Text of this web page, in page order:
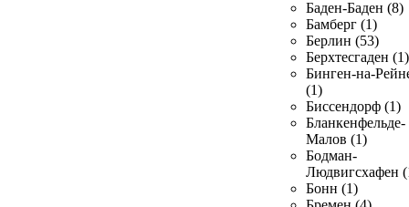
Баден-Баден (8)
Бамберг (1)
Берлин (53)
Берхтесгаден (1)
Бинген-на-
(1)
Биссендорф (1)
Бланкенфельде-
Малов (1)
Бодман-
Людвигсхафен
Бонн (1)